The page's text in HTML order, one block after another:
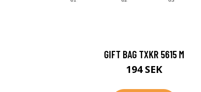
GIFT BAG TXKR 5615 M
194 SEK